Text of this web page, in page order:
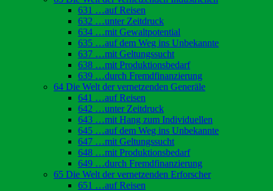
631 …auf Reisen
632 …unter Zeitdruck
634 …mit Gewaltpotential
635 …auf dem Weg ins Unbekannte
637 …mit Geltungssucht
638 …mit Produktionsbedarf
639 …durch Fremdfinanzierung
64 Die Welt der vernetzenden Generäle
641 …auf Reisen
642 …unter Zeitdruck
643 …mit Hang zum Individuellen
645 …auf dem Weg ins Unbekannte
647 …mit Geltungssucht
648 …mit Produktionsbedarf
649 …durch Fremdfinanzierung
65 Die Welt der vernetzenden Erforscher
651 …auf Reisen